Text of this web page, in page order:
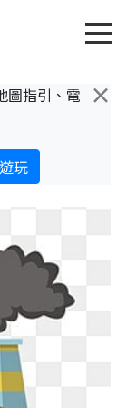
×
圖指引、電
玩